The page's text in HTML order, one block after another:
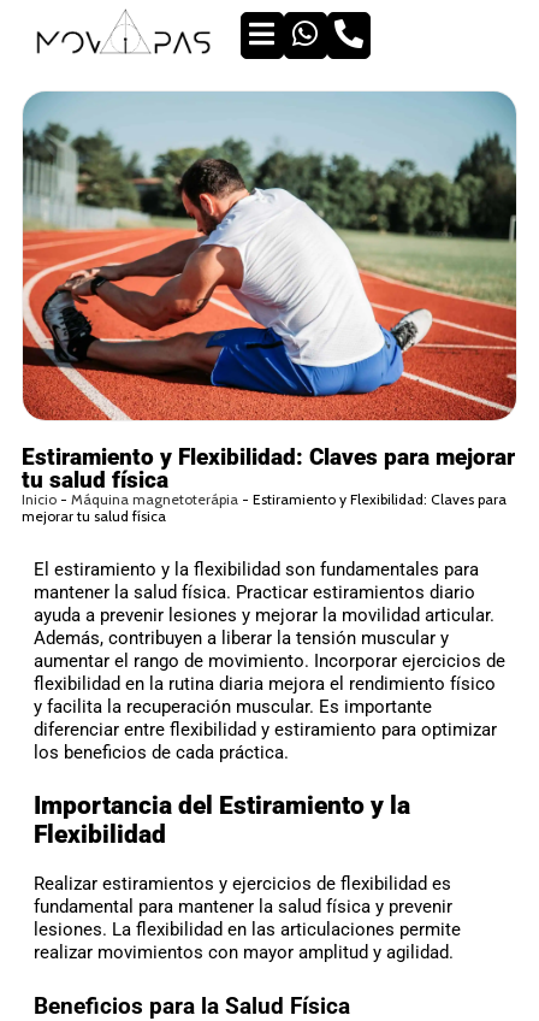
Estiramiento y Flexibilidad: Claves para mejorar
tu salud física
Inicio- Máquina magnetoterápia - Estiramiento y Flexibilidad: Claves para
mejorar tu salud física
El estiramiento y la flexibilidad son fundamentales para
mantener la salud física. Practicar estiramientos diario
ayuda a prevenir lesiones y mejorar la movilidad articular.
Además, contribuyen a liberar la tensión muscular y
aumentar el rango de movimiento. Incorporar ejercicios de
flexibilidad en la rutina diaria mejora el rendimiento físico
y facilita la recuperación muscular. Es importante
diferenciar entre flexibilidad y estiramiento para optimizar
los beneficios de cada práctica.
Importancia del Estiramiento y la
Flexibilidad
Realizar estiramientos y ejercicios de flexibilidad es
fundamental para mantener la salud física y prevenir
lesiones. La flexibilidad en las articulaciones permite
realizar movimientos con mayor amplitud y agilidad.
Beneficios para la Salud Física